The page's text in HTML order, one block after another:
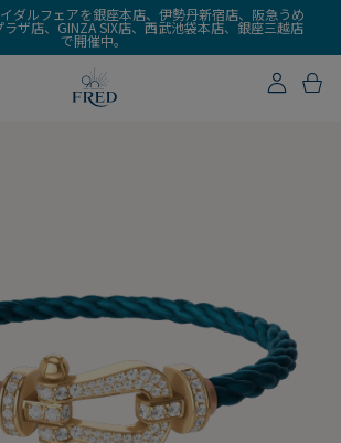
ダルフェアを銀座本店、伊勢丹新宿店、阪急うめ
ザ店、GINZA SIX店、西武池袋本店、銀座三越店
で開催中。